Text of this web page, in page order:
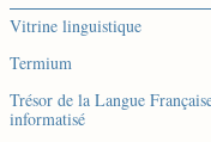
Vitrine linguistique
Termium
Trésor de la Langue
informatisé